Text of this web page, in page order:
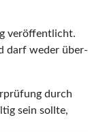
veröffentlicht.
darf weder über-
durch
sein sollte,